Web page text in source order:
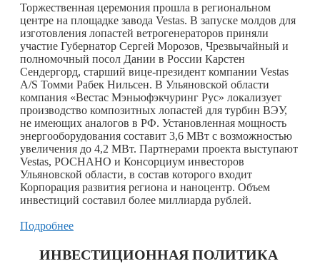
Торжественная церемония прошла в региональном
центре на площадке завода Vestas. В запуске молдов для
изготовления лопастей ветрогенераторов приняли
участие Губернатор Сергей Морозов, Чрезвычайный и
полномочный посол Дании в России Карстен
Сендергорд, старший вице-президент компании Vestas
A/S Томми Рабек Нильсен. В Ульяновской области
компания «Вестас Мэньюфэкчуринг Рус» локализует
производство композитных лопастей для турбин ВЭУ,
не имеющих аналогов в РФ. Установленная мощность
энергооборудования составит 3,6 МВт с возможностью
увеличения до 4,2 МВт. Партнерами проекта выступают
Vestas, РОСНАНО и Консорциум инвесторов
Ульяновской области, в состав которого входит
Корпорация развития региона и наноцентр. Объем
инвестиций составил более миллиарда рублей.
Подробнее
ИНВЕСТИЦИОННАЯ ПОЛИТИКА